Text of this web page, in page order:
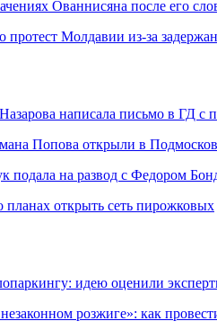
Ованнисяна после его
протест Молдавии из-за
написала письмо в ГД с
Попова открыли в
подала на развод с Федором
планах открыть сеть пирожковых
идею оценили
розжиге»: как